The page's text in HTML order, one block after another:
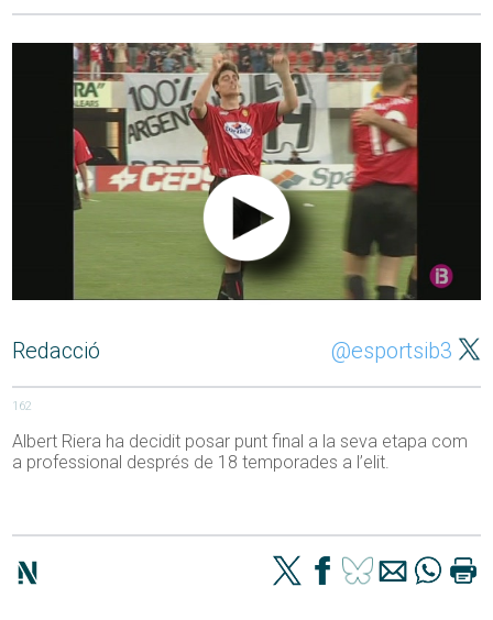
Redacció @esportsib3
162
Albert Riera ha decidit posar punt final a la seva etapa com
a professional després de 18 temporades a l’elit.